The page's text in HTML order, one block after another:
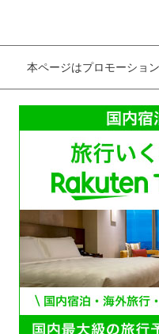
本ページはプロモーショ